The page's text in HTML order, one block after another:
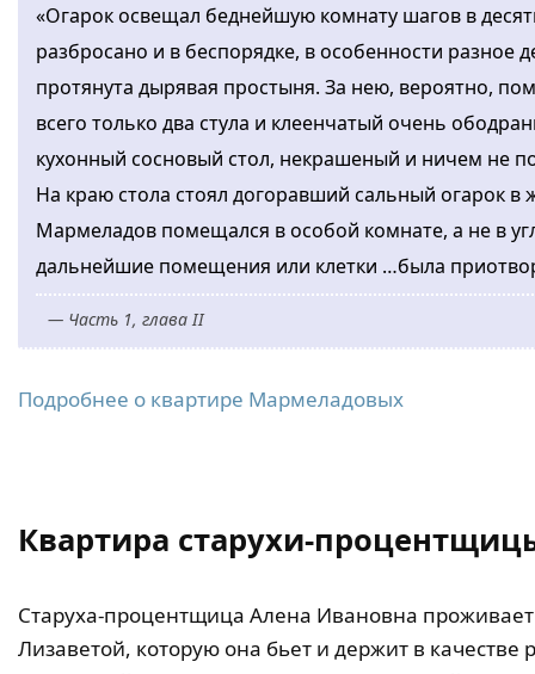
«Огарок освещал беднейшую комнату шагов в
разбросано и в беспорядке, в особенности разное
протянута дырявая простыня. За нею, вероятно,
всего только два стула и клеенчатый очень
кухонный сосновый стол, некрашеный и ничем не
На краю стола стоял догоравший сальный огарок
Мармеладов помещался в особой комнате, а не в
дальнейшие помещения или клетки …была
— Часть 1, глава II
Подробнее о квартире Мармеладовых
Квартира старухи-
Старуха-процентщица Алена Ивановна
Лизаветой, которую она бьет и держит в